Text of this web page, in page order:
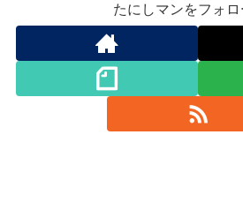
たにしマンをフォロ